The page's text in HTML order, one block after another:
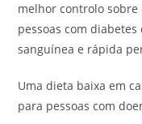
melhor controlo sobre
pessoas com
sanguínea e rápida
Uma dieta baixa em
para pessoas com